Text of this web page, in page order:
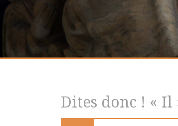
Dites donc ! « Il